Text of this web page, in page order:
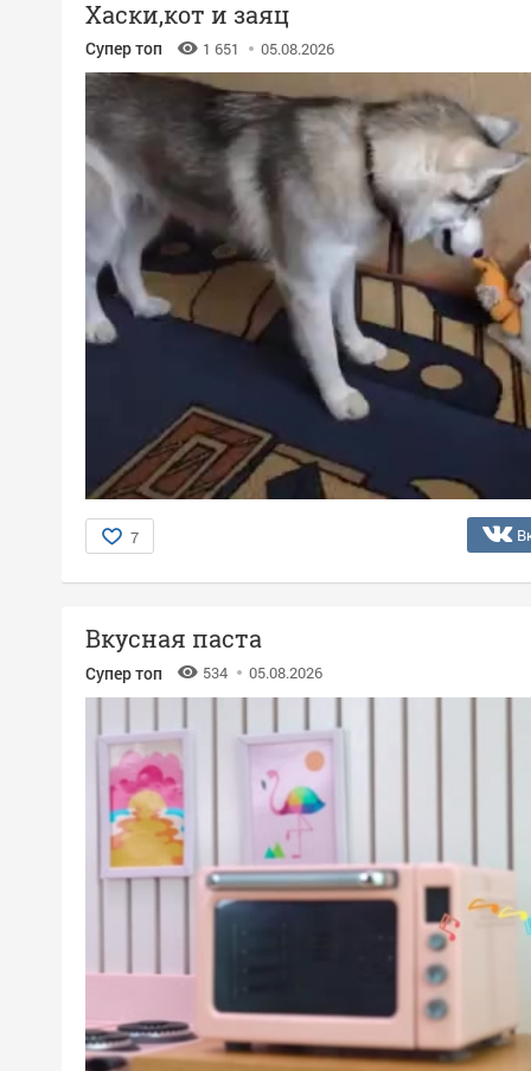
Хаски,кот и заяц
Супер топ 1 651 05.08.2026
7
Вкусная паста
Супер топ 534 05.08.2026